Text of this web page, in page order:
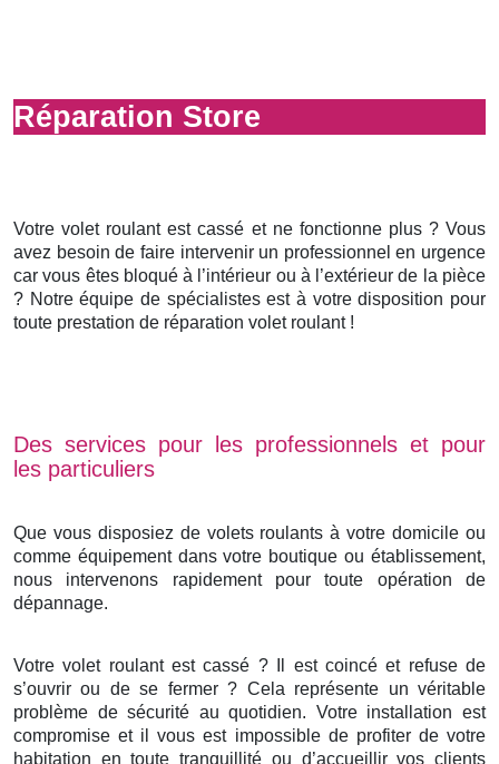
Réparation Store
Votre volet roulant est cassé et ne fonctionne plus ? Vous
avez besoin de faire intervenir un professionnel en urgence
car vous êtes bloqué à l’intérieur ou à l’extérieur de la pièce
? Notre équipe de spécialistes est à votre disposition pour
toute prestation de réparation volet roulant !
Des services pour les professionnels et pour
les particuliers
Que vous disposiez de volets roulants à votre domicile ou
comme équipement dans votre boutique ou établissement,
nous intervenons rapidement pour toute opération de
dépannage.
Votre volet roulant est cassé ? Il est coincé et refuse de
s’ouvrir ou de se fermer ? Cela représente un véritable
problème de sécurité au quotidien. Votre installation est
compromise et il vous est impossible de profiter de votre
habitation en toute tranquillité ou d’accueillir vos clients